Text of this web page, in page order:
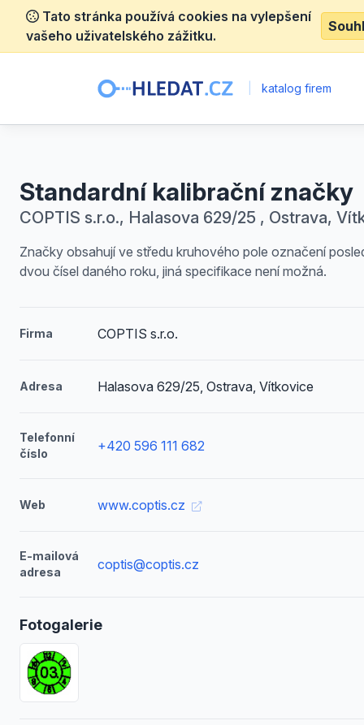
Tato stránka používá cookies na vylepšení
vašeho uživatelského zážitku.
katalog firem
Standardní kalibrační značky
COPTIS s.r.o., Halasova 629/25 , Ostrava,
Značky obsahují ve středu kruhového pole označení
dvou čísel daného roku, jiná specifikace není možná.
Firma COPTIS s.r.o.
Adresa Halasova 629/25, Ostrava, Vítkovice
Telefonní
číslo
+420 596 111 682
Web www.coptis.cz
E-mailová
adresa
coptis@coptis.cz
Fotogalerie